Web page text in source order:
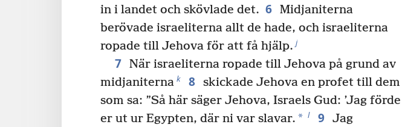
in i landet och skövlade det. 6 Midjaniterna
berövade israeliterna allt de hade, och israeliterna
ropade till Jehova för att få hjälp. j
7 När israeliterna ropade till Jehova på grund av
midjaniterna k 8 skickade Jehova en profet till dem
som sa: ”Så här säger Jehova, Israels Gud: ’Jag förde
er ut ur Egypten, där ni var slavar. * l 9 Jag